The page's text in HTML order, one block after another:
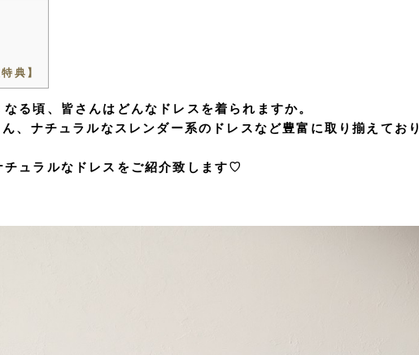
典】
る頃、皆さんはどんなドレスを着られますか。
、ナチュラルなスレンダー系のドレスなど豊富に取り揃えており
ュラルなドレスをご紹介致します♡